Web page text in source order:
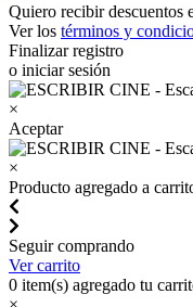
Quiero recibir descuentos
Ver los términos y
Finalizar registro
o iniciar sesión
×
Aceptar
×
Producto agregado a
Seguir comprando
Ver carrito
0 item(s) agregado tu